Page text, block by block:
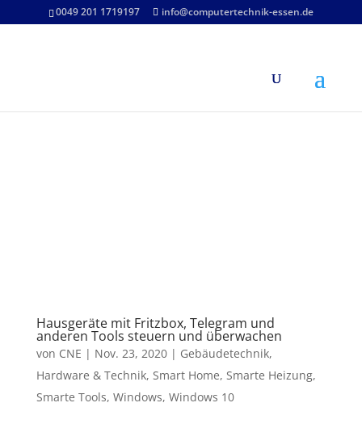
0049 201 1719197 info@computertechnik-essen.de
Hausgeräte mit Fritzbox, Telegram und
anderen Tools steuern und überwachen
von CNE | Nov. 23, 2020| Gebäudetechnik,
Hardware & Technik, Smart Home, Smarte Heizung,
Smarte Tools, Windows, Windows 10